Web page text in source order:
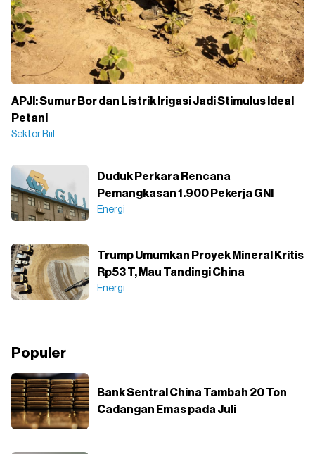
APJI: Sumur Bor dan Listrik Irigasi Jadi Stimulus Ideal
Petani
Sektor Riil
Duduk Perkara Rencana
Pemangkasan 1.900 Pekerja GNI
Energi
Trump Umumkan Proyek Mineral Kritis
Rp53 T, Mau Tandingi China
Energi
Populer
Bank Sentral China Tambah 20 Ton
Cadangan Emas pada Juli